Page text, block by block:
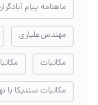
ماهنامه پیام
مهندس علیاری
مکاتبات
مکاتبات سندیکا با